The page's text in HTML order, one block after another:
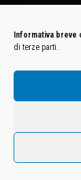
Informativa breve
di terze parti.
Euro 12.500.000 i.v. -
P.IVA.